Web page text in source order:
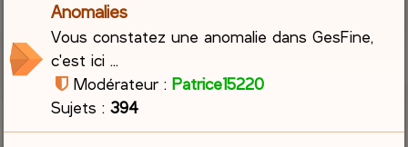
Anomalies
Vous constatez une anomalie dans GesFine,
c'est ici ...
Modérateur : Patrice15220
Sujets :394